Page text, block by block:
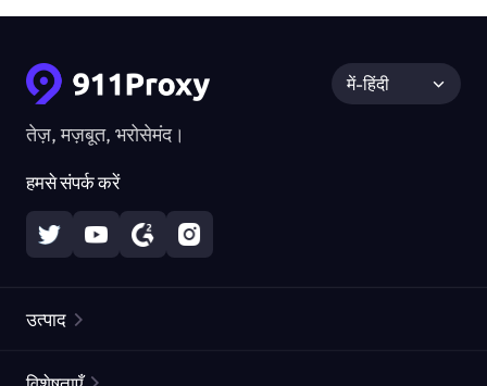
तेज़, मज़बूत, भरोसेमंद।
हमसे संपर्क करें
में-हिंदी
उत्पाद